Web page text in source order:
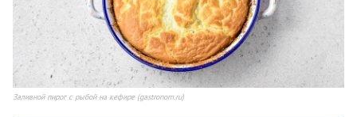
Заливной пирог с рыбой на кефире (gastronom.ru)